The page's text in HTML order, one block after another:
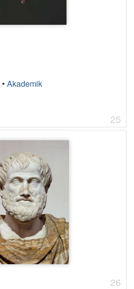
• Akademik
25
26